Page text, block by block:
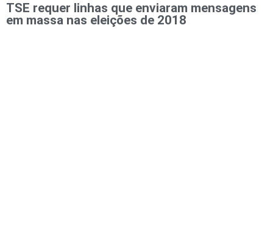
TSE requer linhas que enviaram mensagens
em massa nas eleições de 2018